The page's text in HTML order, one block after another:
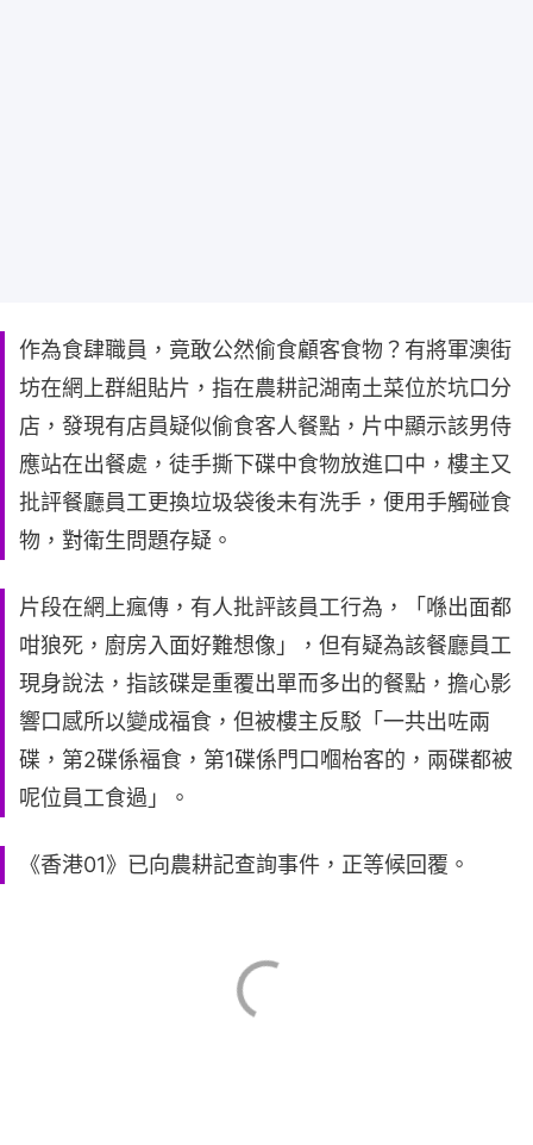
作為食肆職員，竟敢公然偷食顧客食物？有將軍澳街
坊在網上群組貼片，指在農耕記湖南土菜位於坑口分
店，發現有店員疑似偷食客人餐點，片中顯示該男侍
應站在出餐處，徒手撕下碟中食物放進口中，樓主又
批評餐廳員工更換垃圾袋後未有洗手，便用手觸碰食
物，對衛生問題存疑。
片段在網上瘋傳，有人批評該員工行為，「喺出面都
咁狼死，廚房入面好難想像」，但有疑為該餐廳員工
現身說法，指該碟是重覆出單而多出的餐點，擔心影
響口感所以變成福食，但被樓主反駁「一共出咗兩
碟，第2碟係褔食，第1碟係門口嗰枱客的，兩碟都被
呢位員工食過」。
《香港01》已向農耕記查詢事件，正等候回覆。